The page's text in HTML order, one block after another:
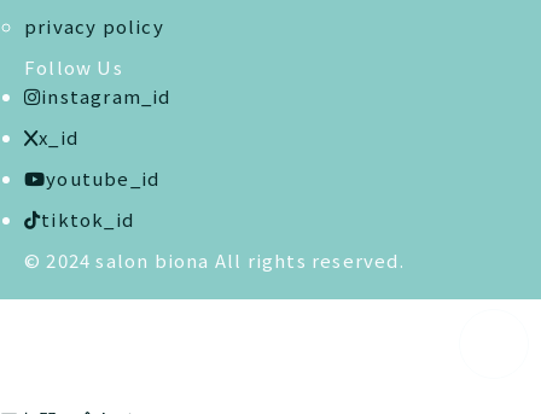
privacy policy
Follow Us
instagram_id
x_id
youtube_id
tiktok_id
© 2024 salon biona All rights reserved.